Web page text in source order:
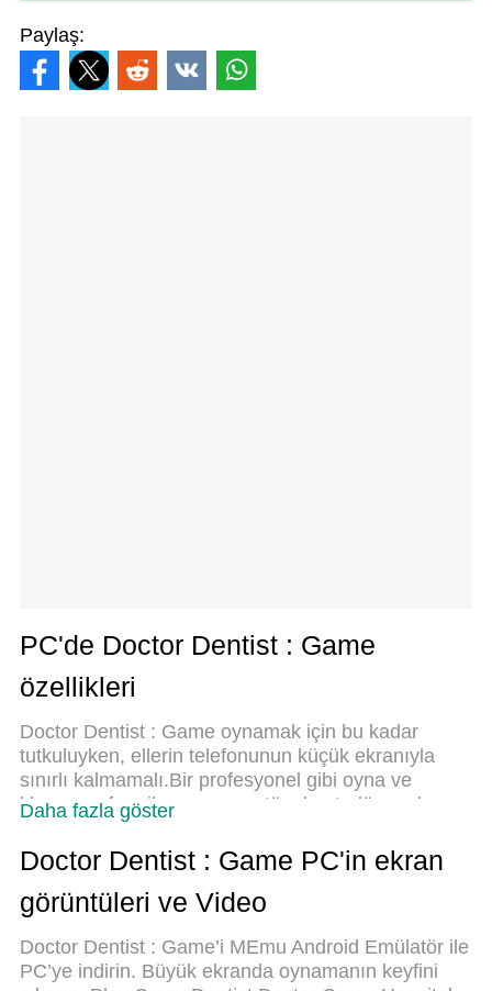
Paylaş:
PC'de Doctor Dentist : Game
özellikleri
Doctor Dentist : Game oynamak için bu kadar
tutkuluyken, ellerin telefonunun küçük ekranıyla
sınırlı kalmamalı.Bir profesyonel gibi oyna ve
klavye ve fare ile oyununun tüm kontrolü sende
olsun.MEmu sana beklediğin her şeyi
sunuyor.PC'de Doctor Dentist : Game indir ve oyna.
İstediğin kadar oyna, artık pil sınırlamaları, mobil
veri ve rahatsız edici çağrılar yok.Yepyeni MEmu 9,
seçim. Uzmanlığımızla hazırlanan zarif ön ayar tuş
eşleme sistemi Doctor Dentist : Game oyununu
Daha fazla göster
Doctor Dentist : Game PC'in ekran
görüntüleri ve Video
Doctor Dentist : Game’i MEmu Android Emülatör ile
PC’ye indirin. Büyük ekranda oynamanın keyfini